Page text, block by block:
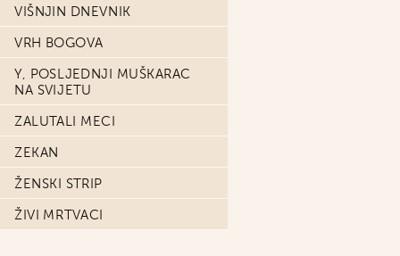
VIŠNJIN DNEVNIK
VRH BOGOVA
Y, POSLJEDNJI MUŠKARAC
NA SVIJETU
ZALUTALI MECI
ZEKAN
ŽENSKI STRIP
ŽIVI MRTVACI